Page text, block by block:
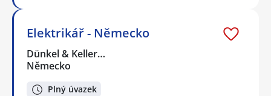
Elektrikář - Německo
Dünkel & Keller…
Německo
Plný úvazek